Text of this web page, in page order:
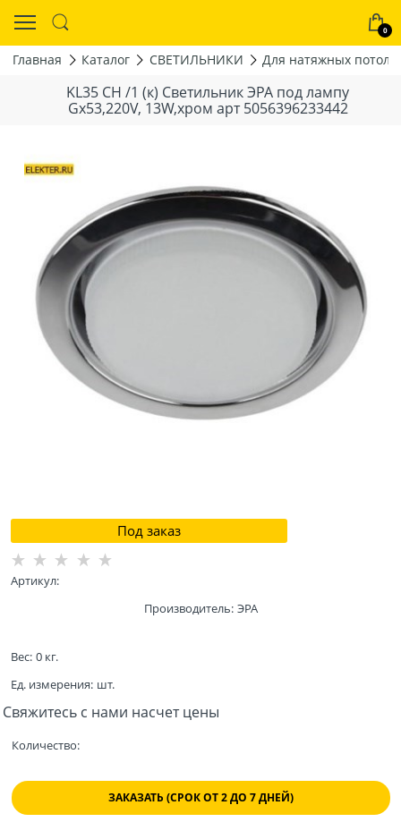
0
Главная Каталог СВЕТИЛЬНИКИ Для натяжных
KL35 CН /1 (к) Светильник ЭРА под лампу
Gx53,220V, 13W,хром арт 5056396233442
Под заказ
Артикул:
Производитель: ЭРА
Вес: 0 кг.
Ед. измерения: шт.
Свяжитесь с нами насчет цены
Количество:
ЗАКАЗАТЬ (СРОК ОТ 2 ДО 7 ДНЕЙ)